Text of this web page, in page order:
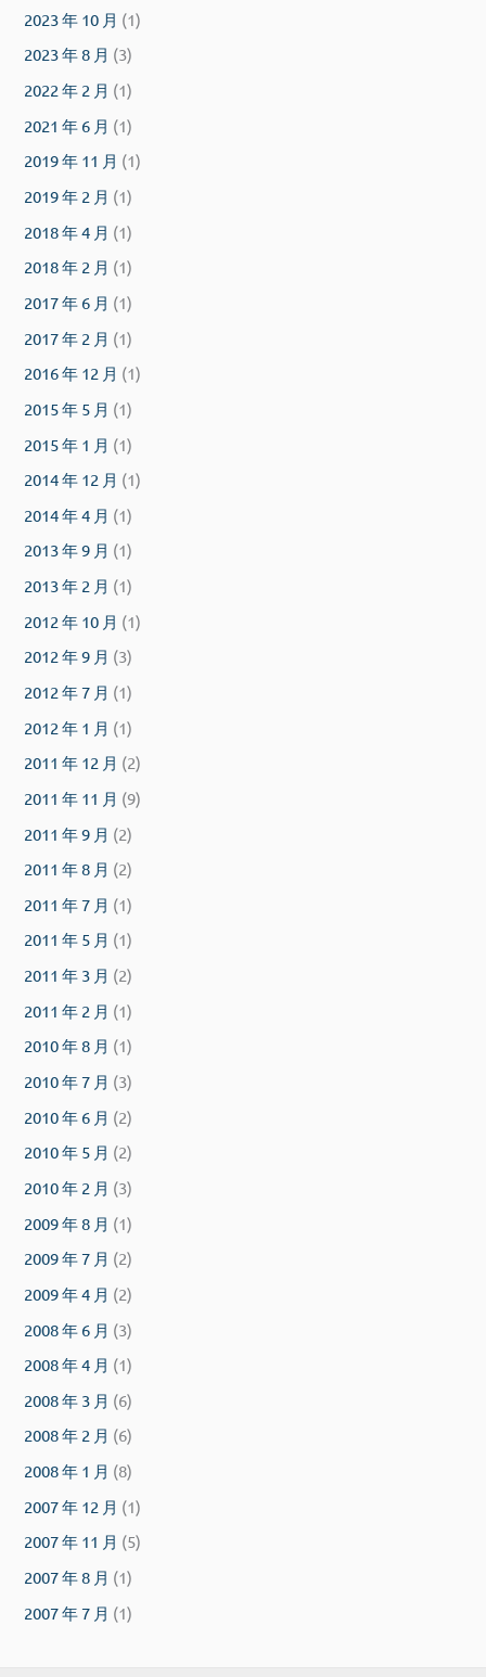
2023 年 10 月 (1)
2023 年 8 月 (3)
2022 年 2 月 (1)
2021 年 6 月 (1)
2019 年 11 月 (1)
2019 年 2 月 (1)
2018 年 4 月 (1)
2018 年 2 月 (1)
2017 年 6 月 (1)
2017 年 2 月 (1)
2016 年 12 月 (1)
2015 年 5 月 (1)
2015 年 1 月 (1)
2014 年 12 月 (1)
2014 年 4 月 (1)
2013 年 9 月 (1)
2013 年 2 月 (1)
2012 年 10 月 (1)
2012 年 9 月 (3)
2012 年 7 月 (1)
2012 年 1 月 (1)
2011 年 12 月 (2)
2011 年 11 月 (9)
2011 年 9 月 (2)
2011 年 8 月 (2)
2011 年 7 月 (1)
2011 年 5 月 (1)
2011 年 3 月 (2)
2011 年 2 月 (1)
2010 年 8 月 (1)
2010 年 7 月 (3)
2010 年 6 月 (2)
2010 年 5 月 (2)
2010 年 2 月 (3)
2009 年 8 月 (1)
2009 年 7 月 (2)
2009 年 4 月 (2)
2008 年 6 月 (3)
2008 年 4 月 (1)
2008 年 3 月 (6)
2008 年 2 月 (6)
2008 年 1 月 (8)
2007 年 12 月 (1)
2007 年 11 月 (5)
2007 年 8 月 (1)
2007 年 7 月 (1)